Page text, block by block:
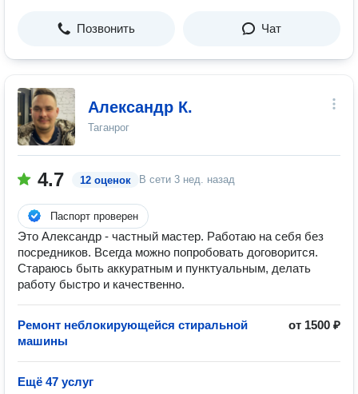
Позвонить Чат
Александр К.
Таганрог
4.7 12 оценок В сети 3 нед. назад
Паспорт проверен
Это Александр - частный мастер. Работаю на себя без
посредников. Всегда можно попробовать договорится.
Стараюсь быть аккуратным и пунктуальным, делать
работу быстро и качественно.
Ремонт неблокирующейся стиральной
машины
от 1500 ₽
Ещё 47 услуг